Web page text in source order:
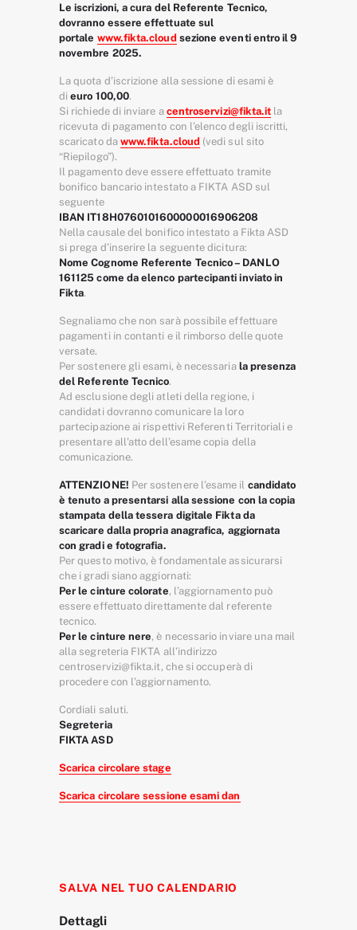
Le iscrizioni, a cura del Referente Tecnico,
dovranno essere effettuate sul
portale www.fikta.cloud sezione eventi entro il 9
novembre 2025.
La quota d’iscrizione alla sessione di esami è
di euro 100,00.
Si richiede di inviare a centroservizi@fikta.it la
ricevuta di pagamento con l’elenco degli iscritti,
scaricato da www.fikta.cloud (vedi sul sito
“Riepilogo”).
Il pagamento deve essere effettuato tramite
bonifico bancario intestato a FIKTA ASD sul
seguente
IBAN IT18H0760101600000016906208
Nella causale del bonifico intestato a Fikta ASD
si prega d’inserire la seguente dicitura:
Nome Cognome Referente Tecnico – DANLO
161125 come da elenco partecipanti inviato in
Fikta.
Segnaliamo che non sarà possibile effettuare
pagamenti in contanti e il rimborso delle quote
versate.
Per sostenere gli esami, è necessaria la presenza
del Referente Tecnico.
Ad esclusione degli atleti della regione, i
candidati dovranno comunicare la loro
partecipazione ai rispettivi Referenti Territoriali e
presentare all’atto dell’esame copia della
comunicazione.
ATTENZIONE! Per sostenere l’esame il candidato
è tenuto a presentarsi alla sessione con la copia
stampata della tessera digitale Fikta da
scaricare dalla propria anagrafica, aggiornata
con gradi e fotografia.
Per questo motivo, è fondamentale assicurarsi
che i gradi siano aggiornati:
Per le cinture colorate, l’aggiornamento può
essere effettuato direttamente dal referente
tecnico.
Per le cinture nere, è necessario inviare una mail
alla segreteria FIKTA all’indirizzo
centroservizi@fikta.it, che si occuperà di
procedere con l’aggiornamento.
Cordiali saluti.
Segreteria
FIKTA ASD
Scarica circolare stage
Scarica circolare sessione esami dan
SALVA NEL TUO CALENDARIO
Dettagli